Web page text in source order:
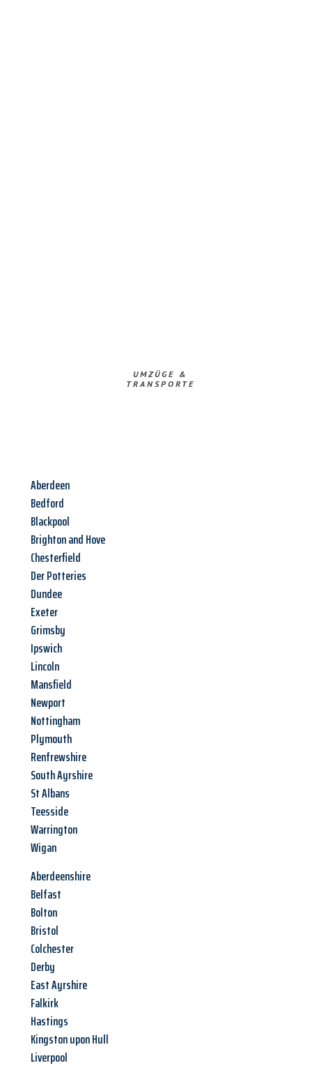
UMZÜGE &
TRANSPORTE
Aberdeen
Bedford
Blackpool
Brighton and Hove
Chesterfield
Der Potteries
Dundee
Exeter
Grimsby
Ipswich
Lincoln
Mansfield
Newport
Nottingham
Plymouth
Renfrewshire
South Ayrshire
St Albans
Teesside
Warrington
Wigan
Aberdeenshire
Belfast
Bolton
Bristol
Colchester
Derby
East Ayrshire
Falkirk
Hastings
Kingston upon Hull
Liverpool